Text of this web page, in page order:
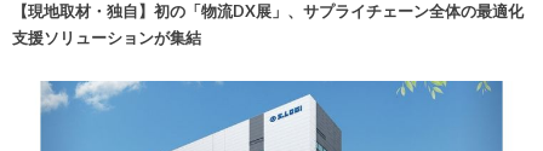
【現地取材・独自】初の「物流DX展」、サプライチェーン全体の最適化
支援ソリューションが集結